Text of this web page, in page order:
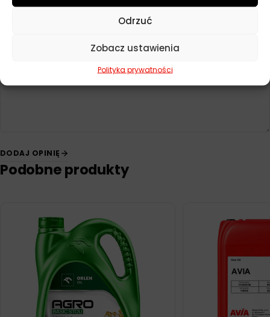
Odrzuć
Zobacz ustawienia
Polityka prywatności
Twoja ocena*
DODAJ OPINIĘ
Podobne produkty